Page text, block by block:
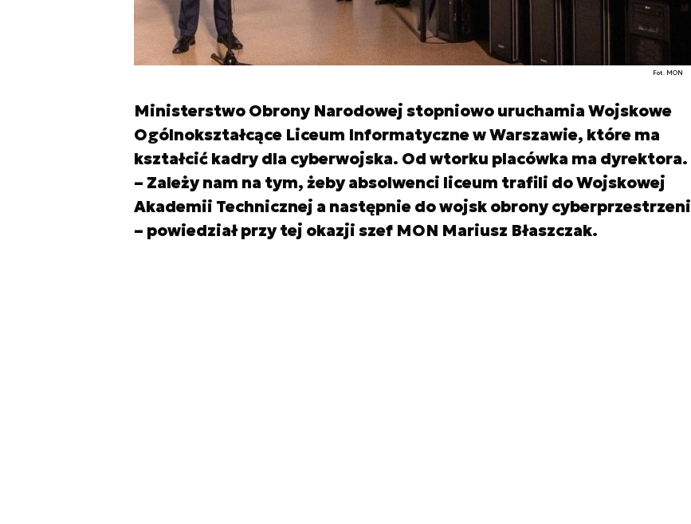
Fot. MON
Ministerstwo Obrony Narodowej stopniowo uruchamia Wojskowe
Ogólnokształcące Liceum Informatyczne w Warszawie, które ma
kształcić kadry dla cyberwojska. Od wtorku placówka ma dyrektora.
– Zależy nam na tym, żeby absolwenci liceum trafili do Wojskowej
Akademii Technicznej a następnie do wojsk obrony cyberprzestrzeni
– powiedział przy tej okazji szef MON Mariusz Błaszczak.